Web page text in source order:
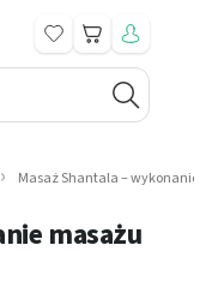
Koszyk
Masaż Shantala – wykonanie
masażu